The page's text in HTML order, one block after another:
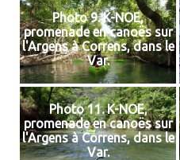
Photo 9. K-NOE,
promenade en canoës sur
l'Argens à Correns, dans le
Var.
Photo 11. K-NOE,
promenade en canoës sur
l'Argens à Correns, dans le
Var.